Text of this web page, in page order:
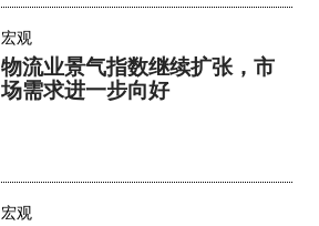
宏观
物流业景气指数继续扩张，市
场需求进一步向好
宏观